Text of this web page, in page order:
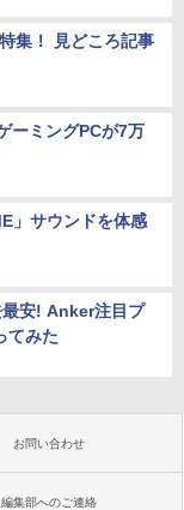
集！ 見どころ記事
ーミングPCが7万
」サウンドを体感
安! Anker注目プ
てみた
お問い合わせ
編集部へのご連絡